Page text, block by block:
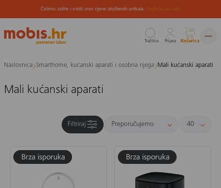
na
Čistimo zalihe i snizili smo cijene izložbenih artikala. Pogledaj ponudu
Tražilica Prijava Košarica
Naslovnica Smarthome, kućanski aparati i osobna njega Mali kućanski aparati
Mali kućanski aparati
Filtriraj